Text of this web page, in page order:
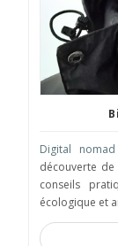
Digital
découverte
conseils
écologique et